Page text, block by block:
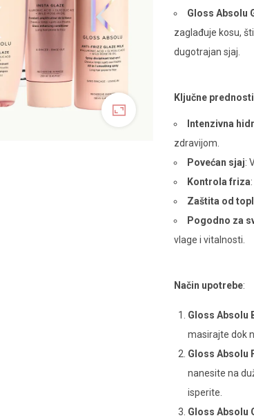
Gloss Absolu
zaglađuje kosu,
dugotrajan sjaj.
Ključne
Intenzivna
zdravijom.
Povećan sjaj:
Kontrola friza
Zaštita od
Pogodno za
vlage i vitalnosti.
Način upotrebe:
Gloss Absolu
masirajte dok
Gloss Absolu
nanesite na
isperite.
Gloss Absolu